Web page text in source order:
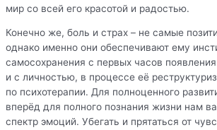
мир со всей его красотой и радостью.
Конечно же, боль и страх – не самые
однако именно они обеспечивают ему
самосохранения с первых часов
и с личностью, в процессе её
по психотерапии. Для полноценного
вперёд для полного познания жизни нам
спектр эмоций. Убегать и прятаться от